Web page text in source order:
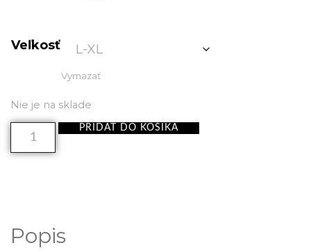
Veľkosť
Vymazať
Nie je na sklade
PRIDAŤ DO KOŠÍKA
Popis